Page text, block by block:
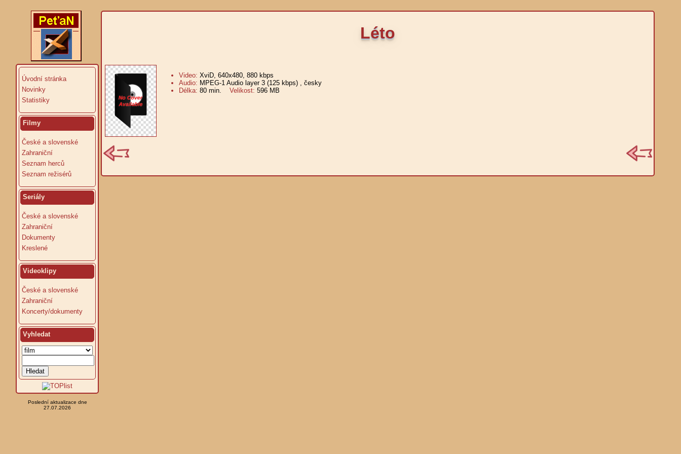
Úvodní stránka
Novinky
Statistiky
Filmy
České a slovenské
Zahraniční
Seznam herců
Seznam režisérů
Seriály
České a slovenské
Zahraniční
Dokumenty
Kreslené
Videoklipy
České a slovenské
Zahraniční
Koncerty/dokumenty
Vyhledat
Poslední aktualizace dne
27.07.2026
Léto
Video: XviD, 640x480, 880 kbps
Audio: MPEG-1 Audio layer 3 (125 kbps) , česky
Délka: 80 min. Velikost: 596 MB